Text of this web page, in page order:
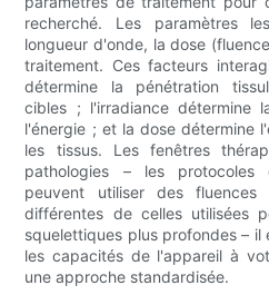
recherché. Les paramètres
longueur d'onde, la dose
traitement. Ces facteurs
détermine la pénétration
cibles ; l'irradiance détermine
l'énergie ; et la dose détermine
les tissus. Les fenêtres
pathologies – les protocoles
peuvent utiliser des
différentes de celles utilisées
squelettiques plus profondes –
les capacités de l'appareil à
une approche standardisée.